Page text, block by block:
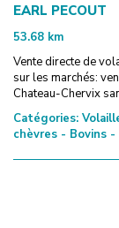
EARL PECOUT
53.68 km
Vente directe de
sur les marchés:
Chateau-Chervix
Catégories:
chèvres - Bovins -